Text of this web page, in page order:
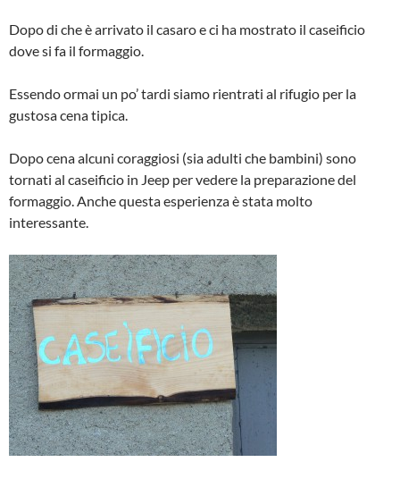
Dopo di che è arrivato il casaro e ci ha mostrato il caseificio
dove si fa il formaggio.
Essendo ormai un po’ tardi siamo rientrati al rifugio per la
gustosa cena tipica.
Dopo cena alcuni coraggiosi (sia adulti che bambini) sono
tornati al caseificio in Jeep per vedere la preparazione del
formaggio. Anche questa esperienza è stata molto
interessante.